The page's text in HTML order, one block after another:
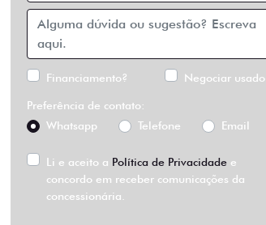
Financiamento? Negociar usado
Preferência de contato:
Whatsapp
Telefone Email
Li e aceito a Política de Privacidade e
concordo em receber comunicações da
concessionária.